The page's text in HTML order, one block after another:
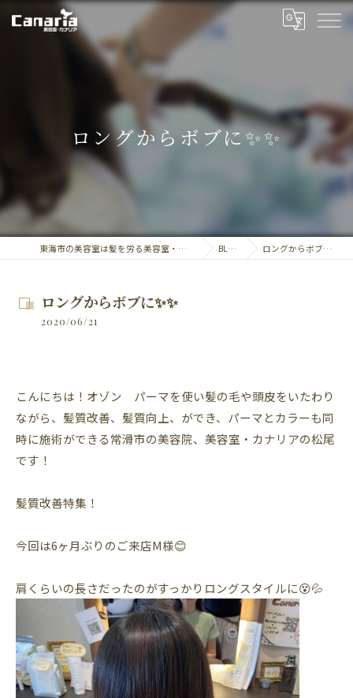
ロングからボブに✨✨
東海市の美容室は髪を労る美容室・カナリア BLOG ロングからボブに✨✨
ロングからボブに✨✨
2020/06/21
こんにちは！オゾン パーマを使い髪の毛や頭皮をいたわり
ながら、髪質改善、髪質向上、ができ、パーマとカラーも同
時に施術ができる常滑市の美容院、美容室・カナリアの松尾
です！
髪質改善特集！
今回は6ヶ月ぶりのご来店M様😊
肩くらいの長さだったのがすっかりロングスタイルに😵💦